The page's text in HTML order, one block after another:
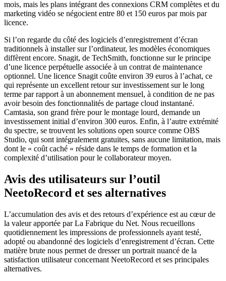
mois, mais les plans intégrant des connexions CRM complètes et du
marketing vidéo se négocient entre 80 et 150 euros par mois par
licence.
Si l’on regarde du côté des logiciels d’enregistrement d’écran
traditionnels à installer sur l’ordinateur, les modèles économiques
diffèrent encore. Snagit, de TechSmith, fonctionne sur le principe
d’une licence perpétuelle associée à un contrat de maintenance
optionnel. Une licence Snagit coûte environ 39 euros à l’achat, ce
qui représente un excellent retour sur investissement sur le long
terme par rapport à un abonnement mensuel, à condition de ne pas
avoir besoin des fonctionnalités de partage cloud instantané.
Camtasia, son grand frère pour le montage lourd, demande un
investissement initial d’environ 300 euros. Enfin, à l’autre extrémité
du spectre, se trouvent les solutions open source comme OBS
Studio, qui sont intégralement gratuites, sans aucune limitation, mais
dont le « coût caché » réside dans le temps de formation et la
complexité d’utilisation pour le collaborateur moyen.
Avis des utilisateurs sur l’outil
NeetoRecord et ses alternatives
L’accumulation des avis et des retours d’expérience est au cœur de
la valeur apportée par La Fabrique du Net. Nous recueillons
quotidiennement les impressions de professionnels ayant testé,
adopté ou abandonné des logiciels d’enregistrement d’écran. Cette
matière brute nous permet de dresser un portrait nuancé de la
satisfaction utilisateur concernant NeetoRecord et ses principales
alternatives.